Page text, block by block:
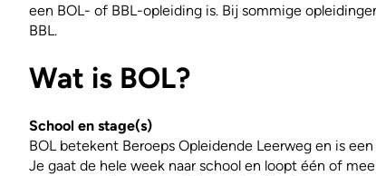
een BOL- of BBL-opleiding is. Bij sommige
BBL.
Wat is BOL?
School en stage(s)
BOL betekent Beroeps Opleidende Leerweg en is
Je gaat de hele week naar school en loopt één of